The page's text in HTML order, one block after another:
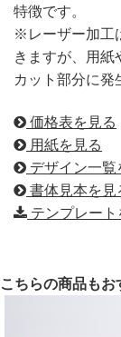
特徴です。
※レーザー加工
きますが、用紙
カット部分に発
価格表を見る
用紙を見る
デザイン一覧
書体見本を見
テンプレー
こちらの商品もお